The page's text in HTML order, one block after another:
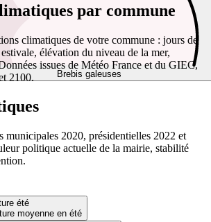
Brebis galeuses
été
moyenne en été
par commune
climatiques de votre commune : jours de
élévation du niveau de la mer,
issues de Météo France et du GIEC,
2100.
municipales 2020, présidentielles 2022 et
politique actuelle de la mairie, stabilité